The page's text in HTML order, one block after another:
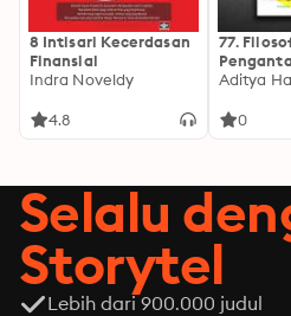
8 Intisari Kecerdasan
Finansial
Indra Noveldy
4.8
77.
Belajar
0
Selalu
Storytel
Lebih dari 900.000 judul